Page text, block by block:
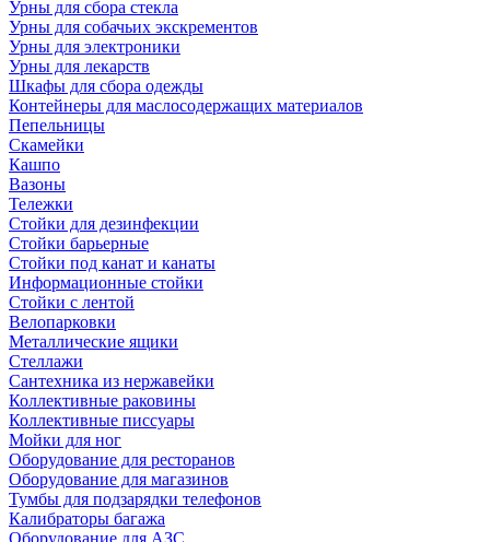
Урны для сбора стекла
Урны для собачьих экскрементов
Урны для электроники
Урны для лекарств
Шкафы для сбора одежды
Контейнеры для маслосодержащих материалов
Пепельницы
Скамейки
Кашпо
Вазоны
Тележки
Стойки для дезинфекции
Стойки барьерные
Стойки под канат и канаты
Информационные стойки
Стойки с лентой
Велопарковки
Металлические ящики
Стеллажи
Сантехника из нержавейки
Коллективные раковины
Коллективные писсуары
Мойки для ног
Оборудование для ресторанов
Оборудование для магазинов
Тумбы для подзарядки телефонов
Калибраторы багажа
Оборудование для АЗС